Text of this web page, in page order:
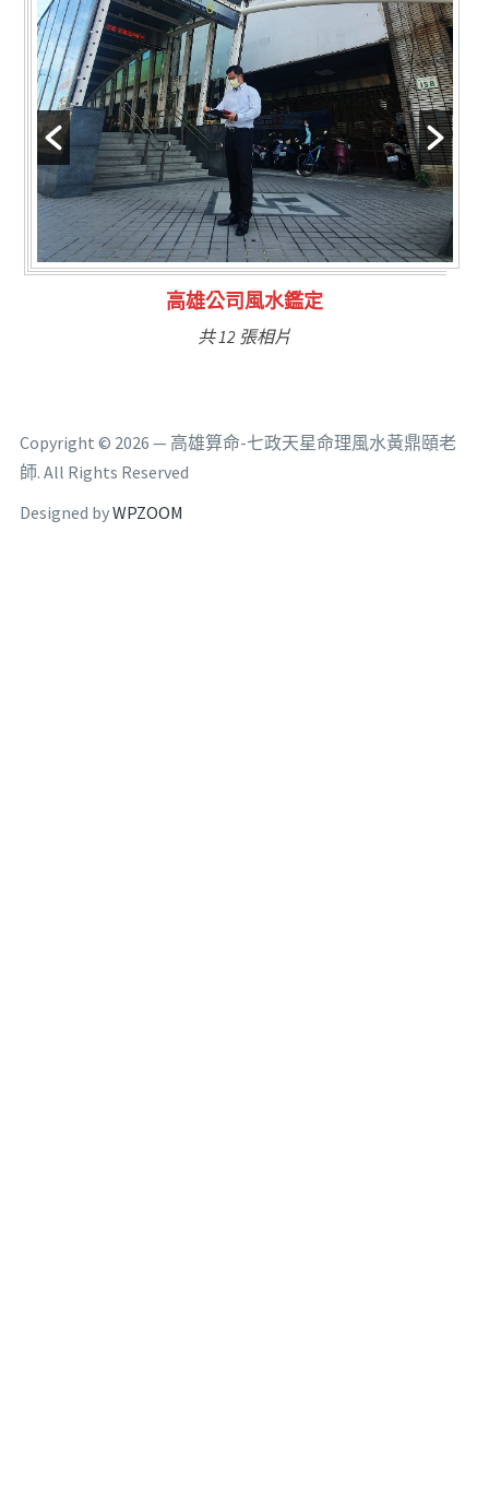
林氏福主量子生基造命
共 6 張相片
Copyright © 2026 — 高雄算命-七政天星命理風水黃鼎頤老
師. All Rights Reserved
Designed byWPZOOM